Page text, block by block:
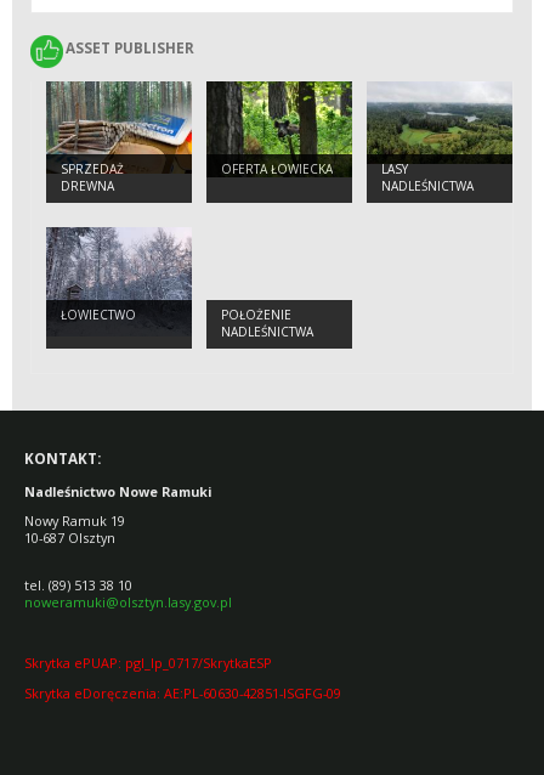
ASSET PUBLISHER
ASSET PUBLISHER
SPRZEDAŻ
DREWNA
OFERTA ŁOWIECKA
LASY
NADLEŚNICTWA
ŁOWIECTWO
POŁOŻENIE
NADLEŚNICTWA
KONTAKT:
Nadleśnictwo Nowe Ramuki
Nowy Ramuk 19
10-687 Olsztyn
tel. (89) 513 38 10
noweramuki@olsztyn.lasy.gov.pl
Skrytka ePUAP: pgl_lp_0717/SkrytkaESP
Skrytka eDoręczenia: AE:PL-60630-42851-ISGFG-09